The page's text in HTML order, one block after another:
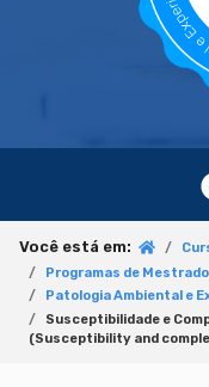
Você está em:
Programas de
Patologia Ambiental e
Susceptibilidade e
(Susceptibility and